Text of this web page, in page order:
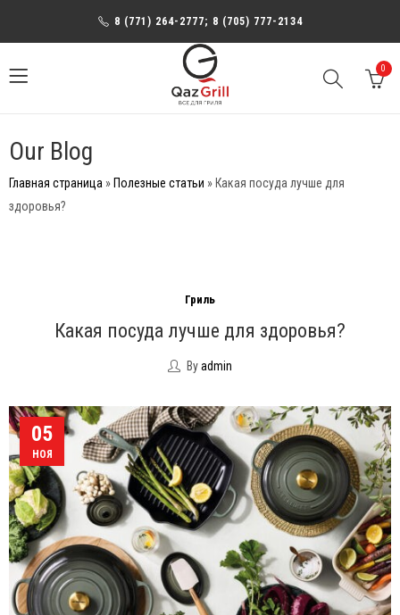
8 (771) 264-2777; 8 (705) 777-2134
0
Our Blog
Главная страница » Полезные статьи » Какая посуда лучше для
здоровья?
Гриль
Какая посуда лучше для здоровья?
Byadmin
05
НОЯ